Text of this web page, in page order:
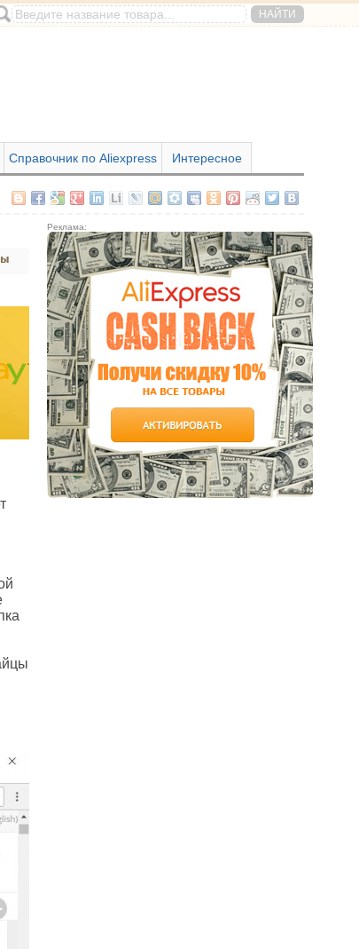
Справочник по Aliexpress Интересное
Реклама: